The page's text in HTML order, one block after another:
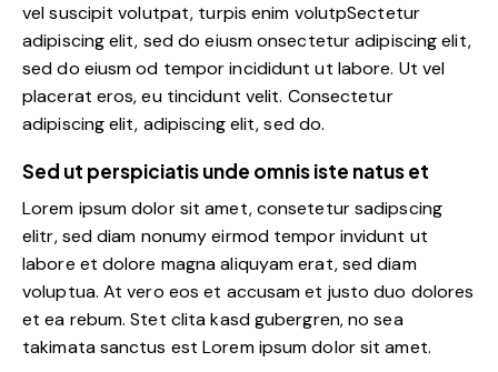
vel suscipit volutpat, turpis enim volutpSectetur
adipiscing elit, sed do eiusm onsectetur adipiscing elit,
sed do eiusm od tempor incididunt ut labore. Ut vel
placerat eros, eu tincidunt velit. Consectetur
adipiscing elit, adipiscing elit, sed do.
Sed ut perspiciatis unde omnis iste natus et
Lorem ipsum dolor sit amet, consetetur sadipscing
elitr, sed diam nonumy eirmod tempor invidunt ut
labore et dolore magna aliquyam erat, sed diam
voluptua. At vero eos et accusam et justo duo dolores
et ea rebum. Stet clita kasd gubergren, no sea
takimata sanctus est Lorem ipsum dolor sit amet.